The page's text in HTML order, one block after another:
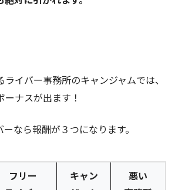
イバー事務所のキャンジャムでは、
ーナスが出ます！
なら報酬が３つになります。
フリー
キャン
悪い